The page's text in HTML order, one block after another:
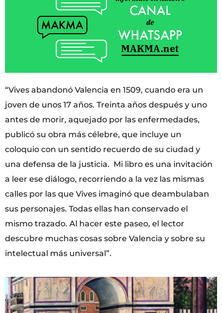
“Vives abandonó Valencia en 1509, cuando era un
joven de unos 17 años. Treinta años después y uno
antes de morir, aquejado por las enfermedades,
publicó su obra más célebre, que incluye un
coloquio con un sentido recuerdo de su ciudad y
una defensa de la justicia. Mi libro es una invitación
a leer ese diálogo, recorriendo a la vez las mismas
calles por las que Vives imaginó que deambulaban
sus personajes. Todas ellas han conservado el
mismo trazado. Al hacer este paseo, el lector
descubre muchas cosas sobre Valencia y sobre su
intelectual más universal”.